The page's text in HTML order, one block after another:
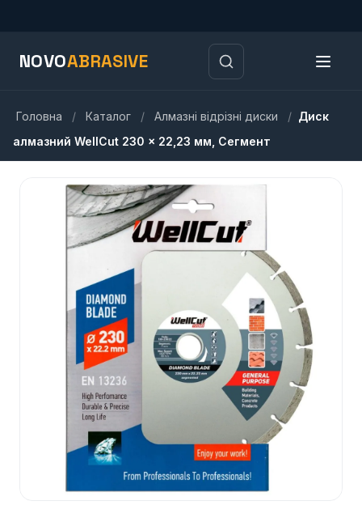
NOVOABRASIVE
Головна / Каталог / Алмазні відрізні диски / Диск
алмазний WellCut 230 x 22,23 мм, Сегмент